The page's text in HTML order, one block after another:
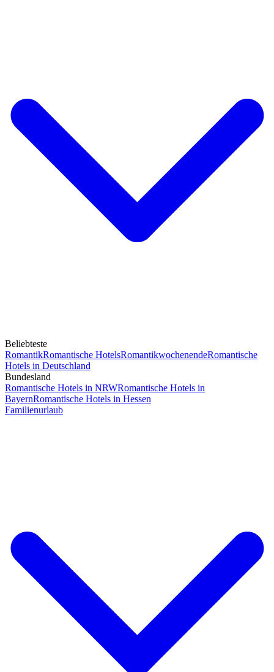
Beliebteste
RomantikRomantische HotelsRomantikwochenendeRomantische
Hotels in Deutschland
Bundesland
Romantische Hotels in NRWRomantische Hotels in
BayernRomantische Hotels in Hessen
Familienurlaub